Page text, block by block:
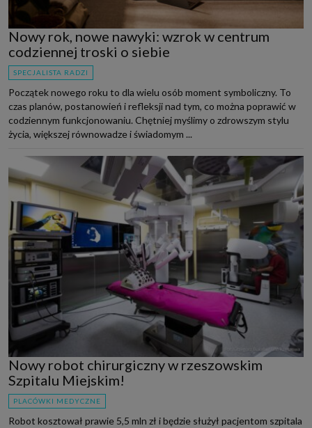
Nowy rok, nowe nawyki: wzrok w centrum
codziennej troski o siebie
SPECJALISTA RADZI
Początek nowego roku to dla wielu osób moment symboliczny. To
czas planów, postanowień i refleksji nad tym, co można poprawić w
codziennym funkcjonowaniu. Chętniej myślimy o zdrowszym stylu
życia, większej równowadze i świadomym ...
Nowy robot chirurgiczny w rzeszowskim
Szpitalu Miejskim!
PLACÓWKI MEDYCZNE
Robot kosztował prawie 5,5 mln zł i będzie służył pacjentom szpitala